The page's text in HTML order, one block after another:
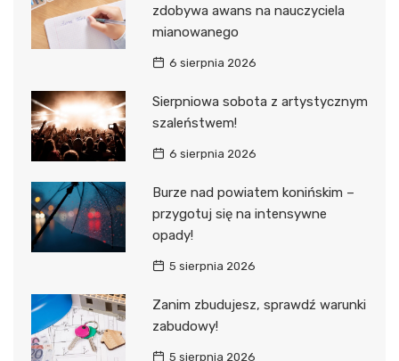
zdobywa awans na nauczyciela
mianowanego
6 sierpnia 2026
Sierpniowa sobota z artystycznym
szaleństwem!
6 sierpnia 2026
Burze nad powiatem konińskim –
przygotuj się na intensywne
opady!
5 sierpnia 2026
Zanim zbudujesz, sprawdź warunki
zabudowy!
5 sierpnia 2026